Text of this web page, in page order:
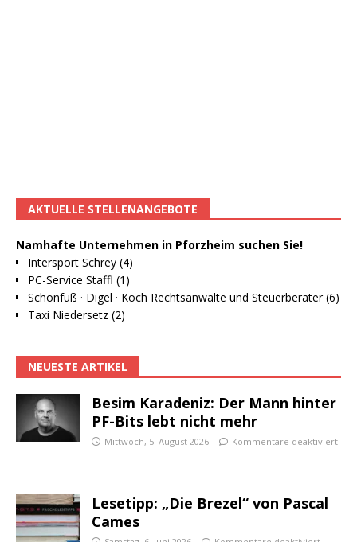
AKTUELLE STELLENANGEBOTE
Namhafte Unternehmen in Pforzheim suchen Sie!
Intersport Schrey (4)
PC-Service Staffl (1)
Schönfuß · Digel · Koch Rechtsanwälte und Steuerberater (6)
Taxi Niedersetz (2)
NEUESTE ARTIKEL
Besim Karadeniz: Der Mann hinter
PF-Bits lebt nicht mehr
Mittwoch, 5. August 2026 Kommentare deaktiviert
Lesetipp: „Die Brezel“ von Pascal
Cames